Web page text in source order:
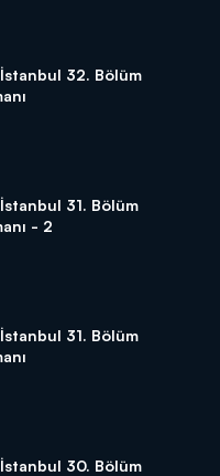
32. Bölüm
31. Bölüm
- 2
31. Bölüm
30. Bölüm